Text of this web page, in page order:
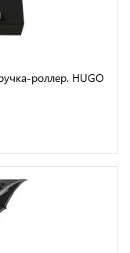
роллер. HUGO